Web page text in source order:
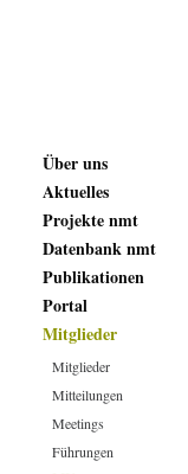
Über uns
Aktuelles
Projekte nmt
Datenbank nmt
Publikationen
Portal
Mitglieder
Mitglieder
Mitteilungen
Meetings
Führungen